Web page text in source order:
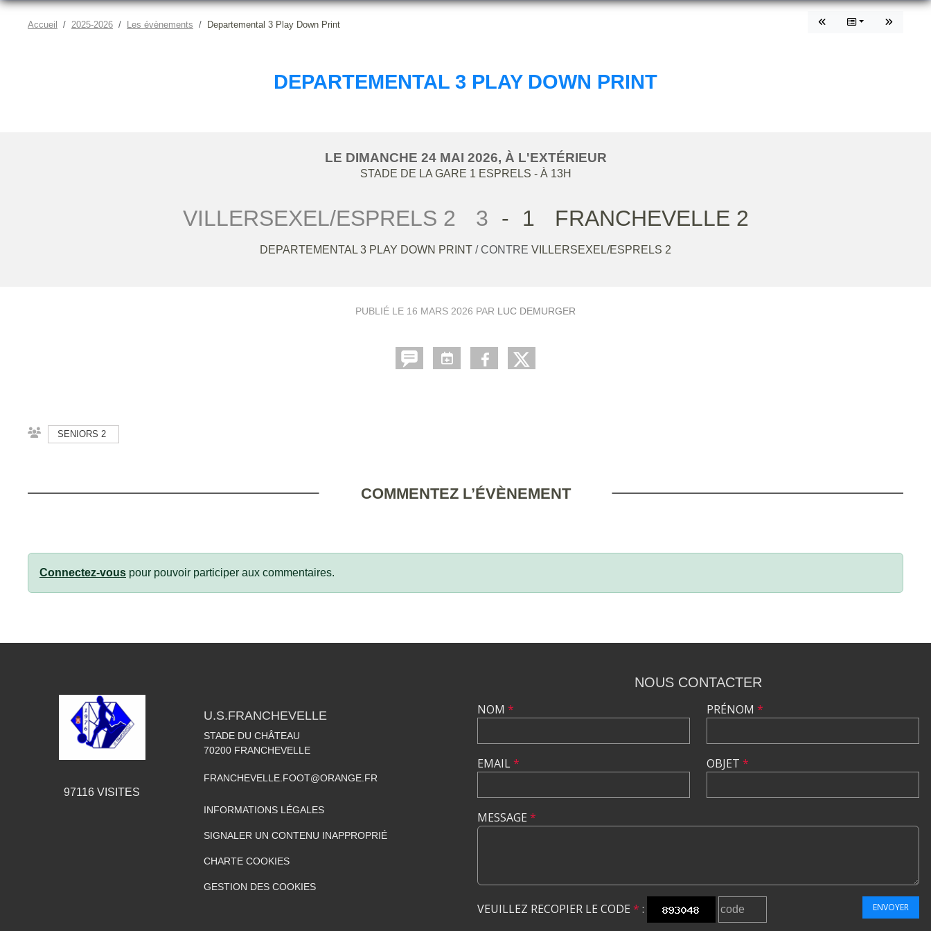
Accueil 2025-2026 Les évènements Departemental 3 Play Down Print
DEPARTEMENTAL 3 PLAY DOWN PRINT
LE DIMANCHE 24 MAI 2026, À L'EXTÉRIEUR
STADE DE LA GARE 1 ESPRELS - À 13H
VILLERSEXEL/ESPRELS 2 3 - 1 FRANCHEVELLE 2
DEPARTEMENTAL 3 PLAY DOWN PRINT / CONTRE VILLERSEXEL/ESPRELS 2
PUBLIÉ LE 16 MARS 2026 PAR LUC DEMURGER
SENIORS 2
COMMENTEZ L’ÉVÈNEMENT
Connectez-vous pour pouvoir participer aux commentaires.
97116 VISITES
U.S.FRANCHEVELLE
STADE DU CHÂTEAU
70200 FRANCHEVELLE
FRANCHEVELLE.FOOT@ORANGE.FR
INFORMATIONS LÉGALES
SIGNALER UN CONTENU INAPPROPRIÉ
CHARTE COOKIES
GESTION DES COOKIES
NOUS CONTACTER
NOM *
EMAIL*
PRÉNOM *
OBJET *
MESSAGE *
VEUILLEZ RECOPIER LE CODE * : ENVOYER